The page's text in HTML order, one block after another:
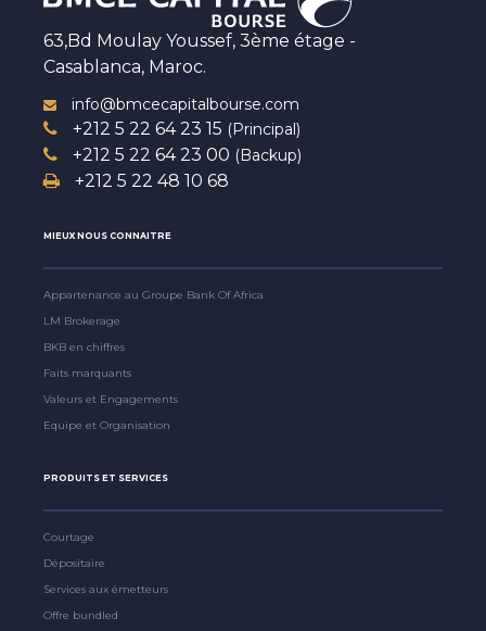
63,Bd Moulay Youssef, 3ème étage -
Casablanca, Maroc.
info@bmcecapitalbourse.com
+212 5 22 64 23 15 (Principal)
+212 5 22 64 23 00 (Backup)
+212 5 22 48 10 68
MIEUX NOUS CONNAITRE
Appartenance au Groupe Bank Of Africa
LM Brokerage
BKB en chiffres
Faits marquants
Valeurs et Engagements
Equipe et Organisation
PRODUITS ET SERVICES
Courtage
Dépositaire
Services aux émetteurs
Offre bundled